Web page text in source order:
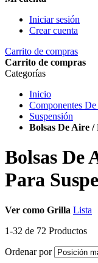
Iniciar sesión
Crear cuenta
Carrito de compras
Carrito de compras
Categorías
Inicio
Componentes De
Suspensión
Bolsas De Aire /
Bolsas De
Para
Ver como Grilla Lista
1-32 de 72 Productos
Ordenar por